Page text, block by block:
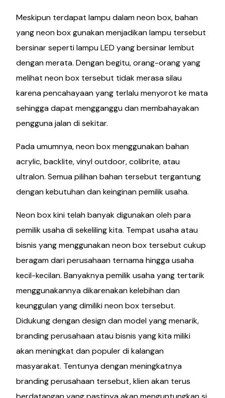
Meskipun terdapat lampu dalam neon box, bahan
yang neon box gunakan menjadikan lampu tersebut
bersinar seperti lampu LED yang bersinar lembut
dengan merata. Dengan begitu, orang-orang yang
melihat neon box tersebut tidak merasa silau
karena pencahayaan yang terlalu menyorot ke mata
sehingga dapat mengganggu dan membahayakan
pengguna jalan di sekitar.
Pada umumnya, neon box menggunakan bahan
acrylic, backlite, vinyl outdoor, colibrite, atau
ultralon. Semua pilihan bahan tersebut tergantung
dengan kebutuhan dan keinginan pemilik usaha.
Neon box kini telah banyak digunakan oleh para
pemilik usaha di sekeliling kita. Tempat usaha atau
bisnis yang menggunakan neon box tersebut cukup
beragam dari perusahaan ternama hingga usaha
kecil-kecilan. Banyaknya pemilik usaha yang tertarik
menggunakannya dikarenakan kelebihan dan
keunggulan yang dimiliki neon box tersebut.
Didukung dengan design dan model yang menarik,
branding perusahaan atau bisnis yang kita miliki
akan meningkat dan populer di kalangan
masyarakat. Tentunya dengan meningkatnya
branding perusahaan tersebut, klien akan terus